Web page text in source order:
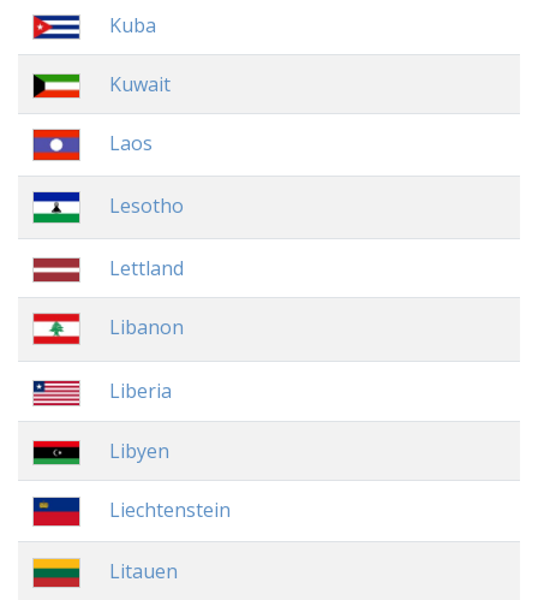
Kuba
Kuwait
Laos
Lesotho
Lettland
Libanon
Liberia
Libyen
Liechtenstein
Litauen